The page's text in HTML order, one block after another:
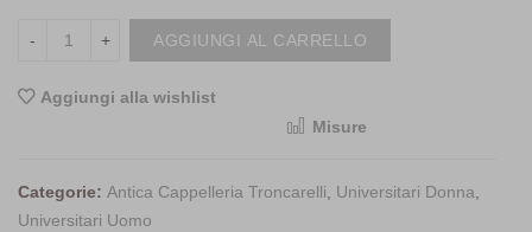
AGGIUNGI AL CARRELLO
Aggiungi alla wishlist
Misure
Categorie: Antica Cappelleria Troncarelli Universitari Donna
Universitari Uomo